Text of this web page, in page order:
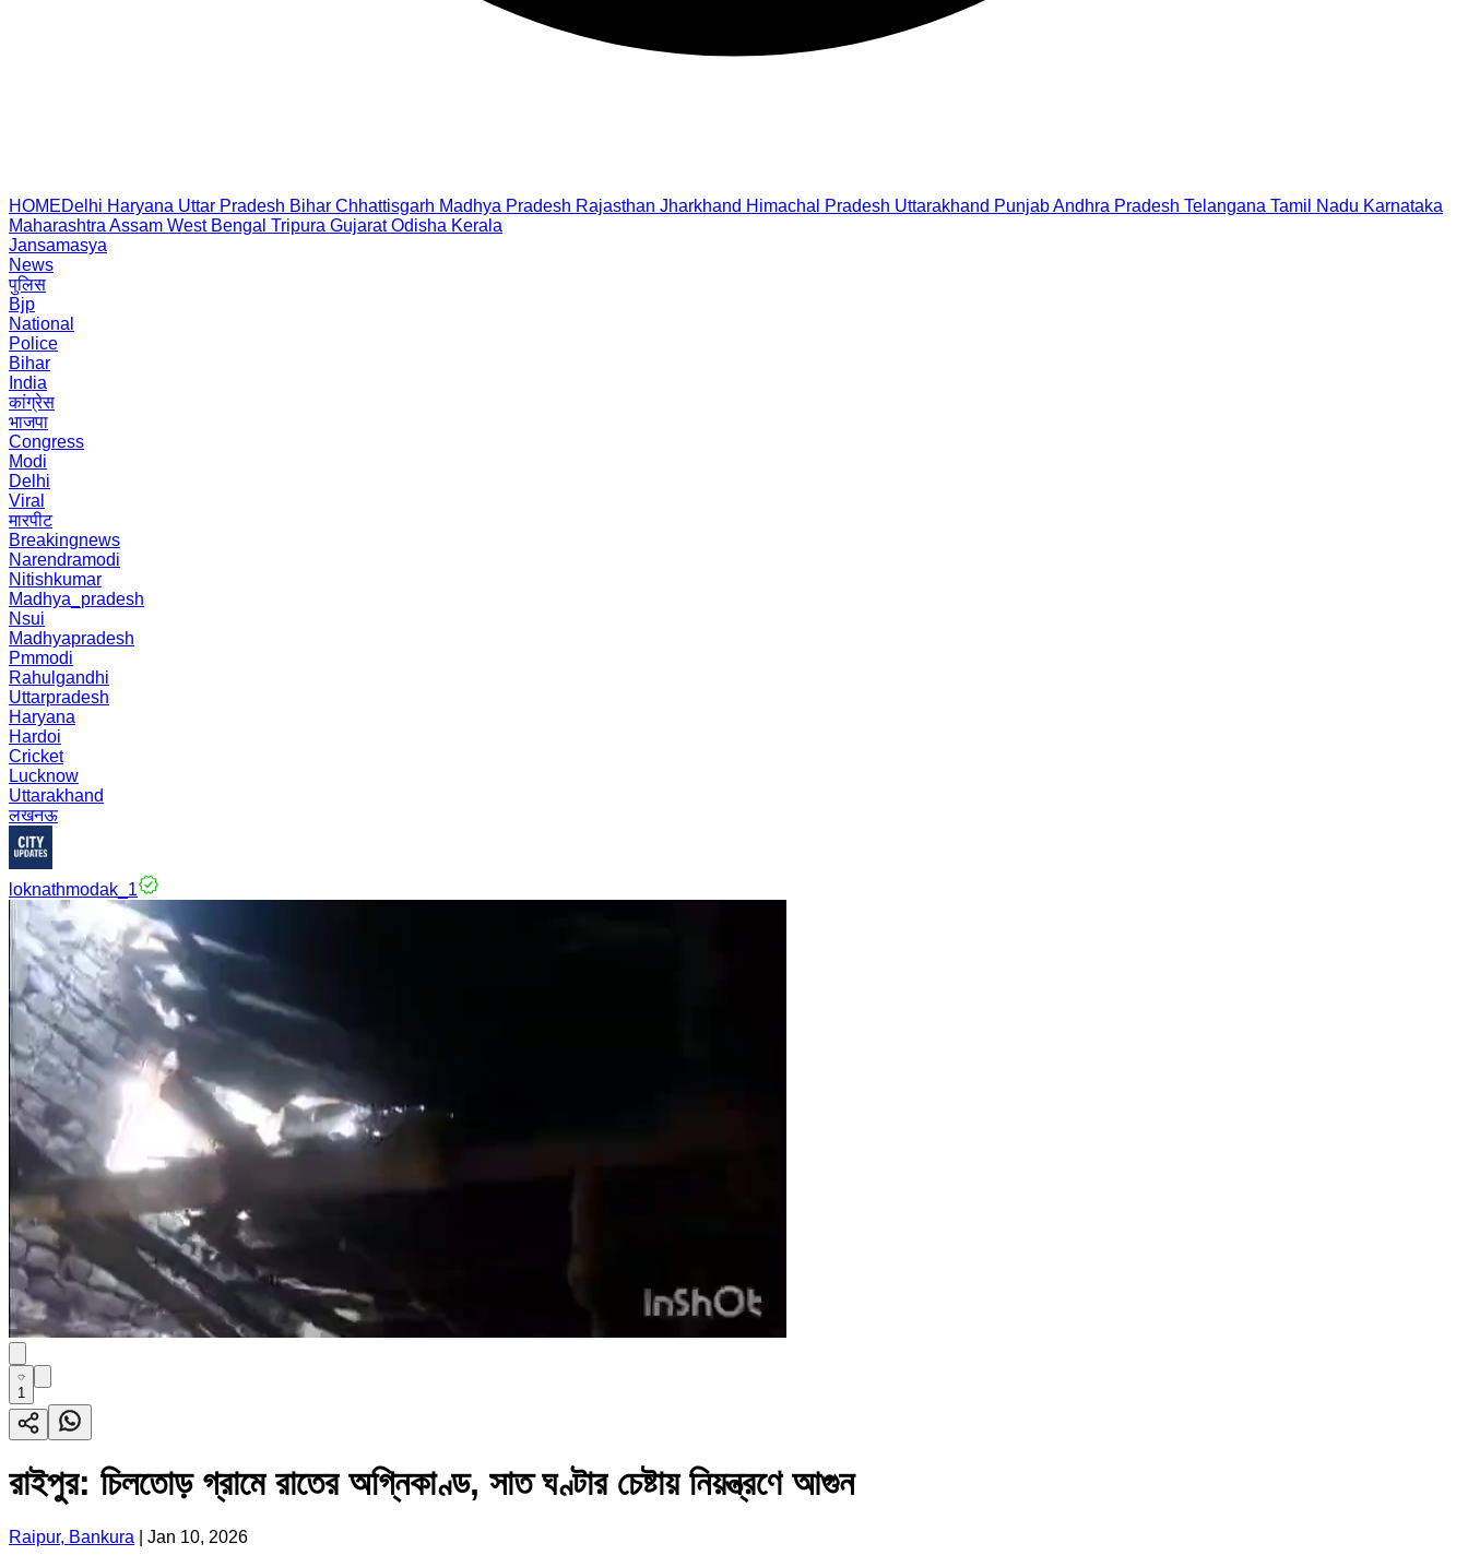
HOMEDelhi Haryana Uttar Pradesh Bihar Chhattisgarh Madhya Pradesh Rajasthan Jharkhand Himachal Pradesh Uttarakhand PunjabAndhra Pradesh Telangana Tamil Nadu Karnataka
Maharashtra Assam West Bengal Tripura Gujarat Odisha Kerala
Jansamasya
News
पुलिस
Bjp
National
Police
Bihar
India
कांग्रेस
भाजपा
Congress
Modi
Delhi
Viral
मारपीट
Breakingnews
Narendramodi
Nitishkumar
Madhya_pradesh
Nsui
Madhyapradesh
Pmmodi
Rahulgandhi
Uttarpradesh
Haryana
Hardoi
Cricket
Lucknow
Uttarakhand
लखनऊ
loknathmodak_1
1
রাইপুর: চিলতোড় গ্রামে রাতের অগ্নিকাণ্ড, সাত ঘণ্টার চেষ্টায় নিয়ন্ত্রণে আগুন
Raipur, Bankura Jan 10, 2026